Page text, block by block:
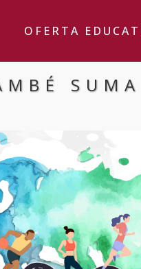
OFERTA